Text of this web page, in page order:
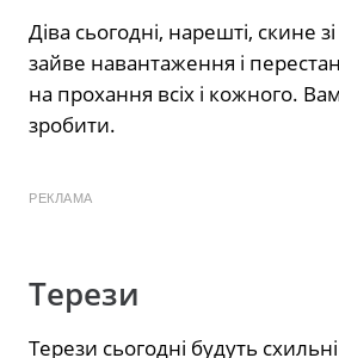
Діва сьогодні, нарешті, скине
зайве навантаження і
на прохання всіх і кожного.
зробити.
РЕКЛАМА
Терези
Терези сьогодні будуть схильні